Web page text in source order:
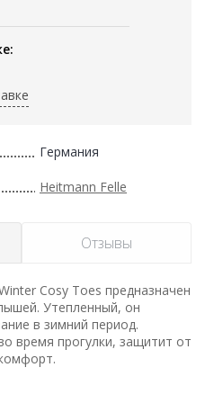
Германия
Heitmann Felle
Отзывы
Cosy Toes предназначен
Утепленный, он
в зимний период.
время прогулки, защитит от